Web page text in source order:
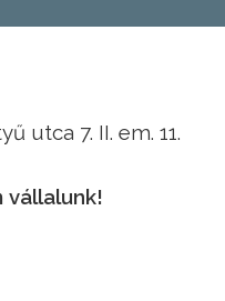
utca 7. II. em. 11.
vállalunk!